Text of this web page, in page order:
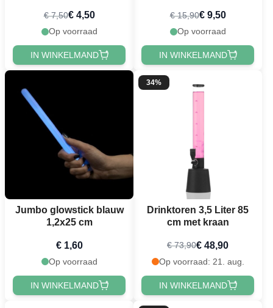
€ 7,50€ 4,50
Op voorraad
IN WINKELMAND
€ 15,90€ 9,50
Op voorraad
IN WINKELMAND
Jumbo glowstick blauw
1,2x25 cm
€ 1,60
Op voorraad
IN WINKELMAND
34%
Drinktoren 3,5 Liter 85
cm met kraan
€ 73,90€ 48,90
Op voorraad: 21. aug.
IN WINKELMAND